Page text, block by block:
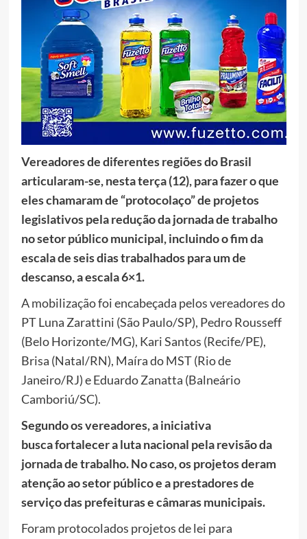
Vereadores de diferentes regiões do Brasil
articularam-se, nesta terça (12), para fazer o que
eles chamaram de “protocolaço” de projetos
legislativos pela redução da jornada de trabalho
no setor público municipal, incluindo o fim da
escala de seis dias trabalhados para um de
descanso, a escala 6×1.
A mobilização foi encabeçada pelos vereadores do
PT Luna Zarattini (São Paulo/SP), Pedro Rousseff
(Belo Horizonte/MG), Kari Santos (Recife/PE),
Brisa (Natal/RN), Maíra do MST (Rio de
Janeiro/RJ) e Eduardo Zanatta (Balneário
Camboriú/SC).
Segundo os vereadores, a iniciativa
busca fortalecer a luta nacional pela revisão da
jornada de trabalho. No caso, os projetos deram
atenção ao setor público e a prestadores de
serviço das prefeituras e câmaras municipais.
Foram protocolados projetos de lei para